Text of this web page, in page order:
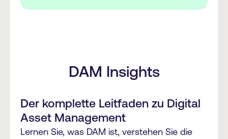
DAM Insights
Der komplette Leitfaden zu Digital
Asset Management
Lernen Sie, was DAM ist, verstehen Sie die